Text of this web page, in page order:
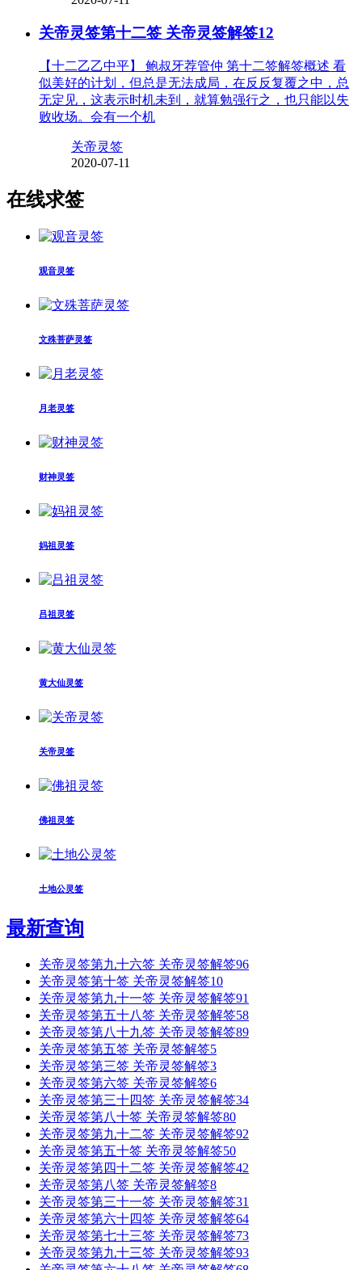
关帝灵签第十二签 关帝灵签解签12
【十二乙乙中平】 鲍叔牙荐管仲 第十二签解签概述 看
似美好的计划，但总是无法成局，在反反复覆之中，总
无定见，这表示时机未到，就算勉强行之，也只能以失
败收场。会有一个机
关帝灵签
2020-07-11
在线求签
观音灵签
文殊菩萨灵签
月老灵签
财神灵签
妈祖灵签
吕祖灵签
黄大仙灵签
关帝灵签
佛祖灵签
土地公灵签
最新查询
关帝灵签第九十六签 关帝灵签解签96
关帝灵签第十签 关帝灵签解签10
关帝灵签第九十一签 关帝灵签解签91
关帝灵签第五十八签 关帝灵签解签58
关帝灵签第八十九签 关帝灵签解签89
关帝灵签第五签 关帝灵签解签5
关帝灵签第三签 关帝灵签解签3
关帝灵签第六签 关帝灵签解签6
关帝灵签第三十四签 关帝灵签解签34
关帝灵签第八十签 关帝灵签解签80
关帝灵签第九十二签 关帝灵签解签92
关帝灵签第五十签 关帝灵签解签50
关帝灵签第四十二签 关帝灵签解签42
关帝灵签第八签 关帝灵签解签8
关帝灵签第三十一签 关帝灵签解签31
关帝灵签第六十四签 关帝灵签解签64
关帝灵签第七十三签 关帝灵签解签73
关帝灵签第九十三签 关帝灵签解签93